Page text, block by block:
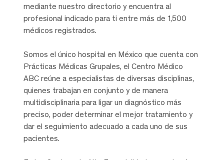
mediante nuestro directorio y encuentra al
profesional indicado para ti entre más de 1,500
médicos registrados.
Somos el único hospital en México que cuenta con
Prácticas Médicas Grupales, el Centro Médico
ABC reúne a especialistas de diversas disciplinas,
quienes trabajan en conjunto y de manera
multidisciplinaria para ligar un diagnóstico más
preciso, poder determinar el mejor tratamiento y
dar el seguimiento adecuado a cada uno de sus
pacientes.